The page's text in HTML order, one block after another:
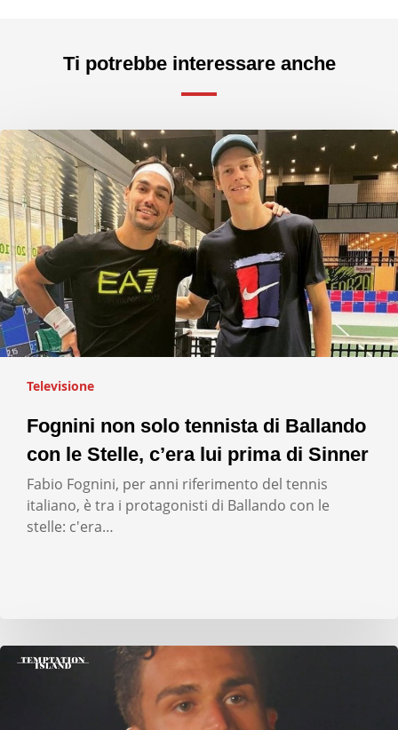
Ti potrebbe interessare anche
Televisione
Fognini non solo tennista di Ballando
con le Stelle, c’era lui prima di Sinner
Fabio Fognini, per anni riferimento del tennis
italiano, è tra i protagonisti di Ballando con le
stelle: c'era…